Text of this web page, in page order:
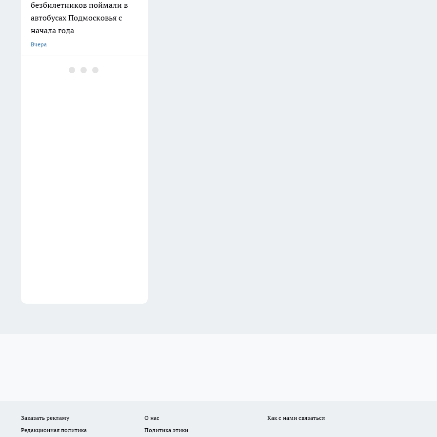
безбилетников поймали в
автобусах Подмосковья с
начала года
Вчера
Стрельба во дворе в
Заказать рекламу О нас
Как с нами связаться
Редакционная политика
Политика этики